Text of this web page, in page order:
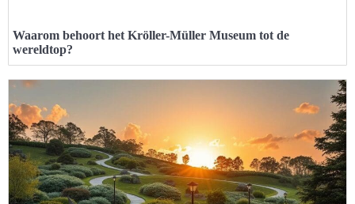
Waarom behoort het Kröller-Müller Museum tot de
wereldtop?